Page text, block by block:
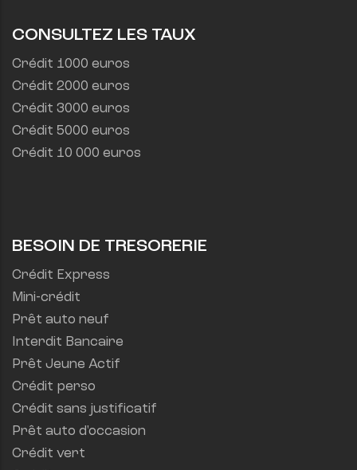
CONSULTEZ LES TAUX
Crédit 1000 euros
Crédit 2000 euros
Crédit 3000 euros
Crédit 5000 euros
Crédit 10 000 euros
BESOIN DE TRESORERIE
Crédit Express
Mini-crédit
Prêt auto neuf
Interdit Bancaire
Prêt Jeune Actif
Crédit perso
Crédit sans justificatif
Prêt auto d'occasion
Crédit vert